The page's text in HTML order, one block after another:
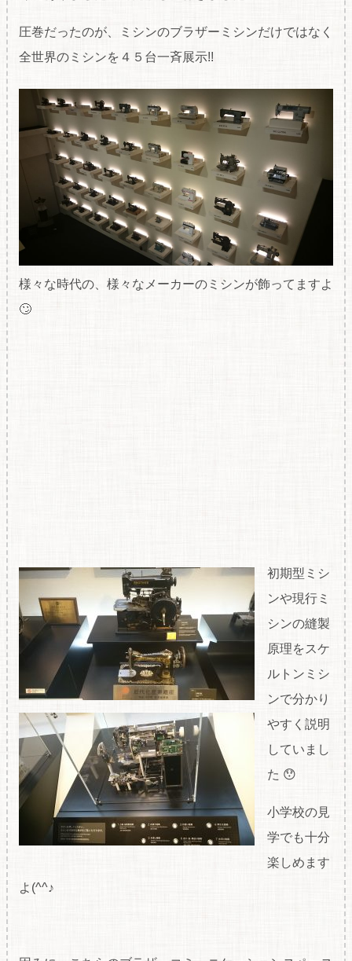
圧巻だったのが、ミシンのブラザーミシンだけではなく
全世界のミシンを４５台一斉展示!!
様々な時代の、様々なメーカーのミシンが飾ってますよ
🙄
初期型ミシ
ンや現行ミ
シンの縫製
原理をスケ
ルトンミシ
ンで分かり
やすく説明
していまし
た 😯
小学校の見
学でも十分
楽しめます
よ(^^♪